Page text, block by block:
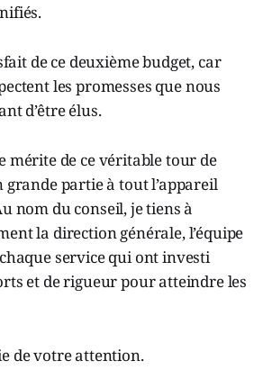
de ce deuxième budget, car
les promesses que nous
d’être élus.
mérite de ce véritable tour de
partie à tout l’appareil
nom du conseil, je tiens à
la direction générale, l’équipe
service qui ont investi
et de rigueur pour atteindre les
de votre attention.